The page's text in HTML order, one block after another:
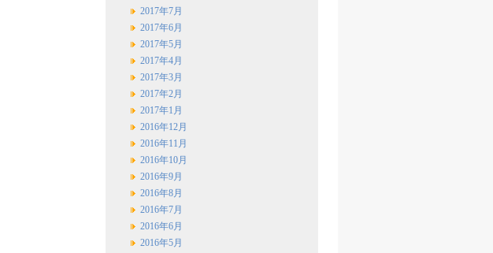
2017年7月
2017年6月
2017年5月
2017年4月
2017年3月
2017年2月
2017年1月
2016年12月
2016年11月
2016年10月
2016年9月
2016年8月
2016年7月
2016年6月
2016年5月